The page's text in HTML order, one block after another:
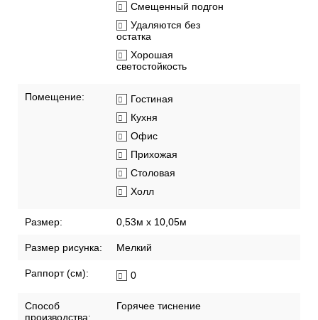
Смещенный подгон
Удаляются без
остатка
Хорошая
светостойкость
Помещение:
Гостиная
Кухня
Офис
Прихожая
Столовая
Холл
Размер: 0,53м x 10,05м
Размер рисунка: Мелкий
Раппорт (см): 0
Способ
производства:
Горячее тиснение